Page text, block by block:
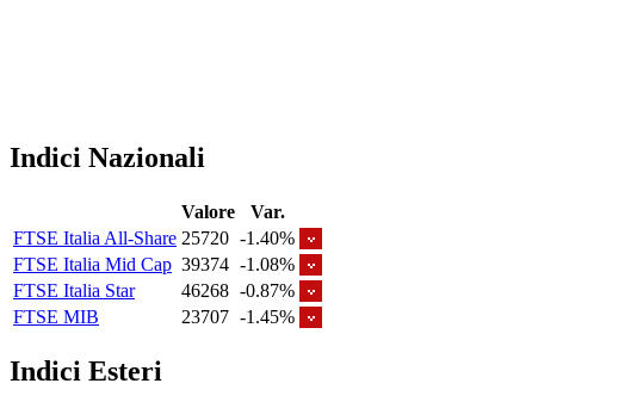
Indici Nazionali
Valore
Var.
FTSE Italia All-Share 25720 -1.40%
FTSE Italia Mid Cap 39374 -1.08%
FTSE Italia Star
46268 -0.87%
FTSE MIB
23707 -1.45%
Indici Esteri